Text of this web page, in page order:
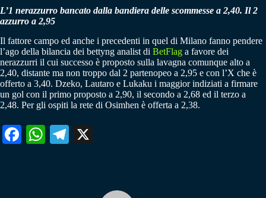
L’1 nerazzurro bancato dalla bandiera delle scommesse a 2,40. Il 2
azzurro a 2,95
Il fattore campo ed anche i precedenti in quel di Milano fanno pendere
l’ago della bilancia dei bettyng analist di BetFlag a favore dei
nerazzurri il cui successo è proposto sulla lavagna comunque alto a
2,40, distante ma non troppo dal 2 partenopeo a 2,95 e con l’X che è
offerto a 3,40. Dzeko, Lautaro e Lukaku i maggior indiziati a firmare
un gol con il primo proposto a 2,90, il secondo a 2,68 ed il terzo a
2,48. Per gli ospiti la rete di Osimhen è offerta a 2,38.
Fa W
Te